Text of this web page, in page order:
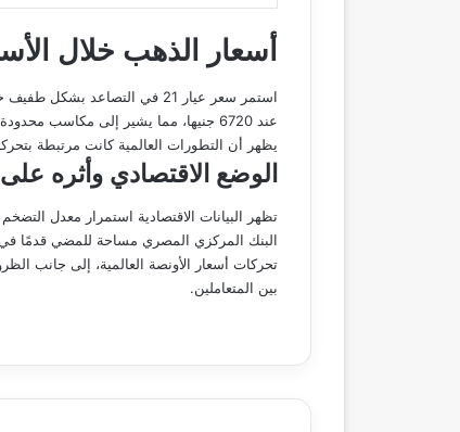
أسعار الذهب خلال
عند 6720 جنيها، مما يشير إلى مكاسب محدودة تتعلق بتقلبات الأسعار العالمية.
يظهر أن التطورات العالمية كانت مرتبطة
الوضع الاقتصادي وأثره على
البنك المركزي المصري مساحة للمضي قدمًا
تحركات أسعار الأونصة العالمية، إلى جانب
بين المتعاملين.